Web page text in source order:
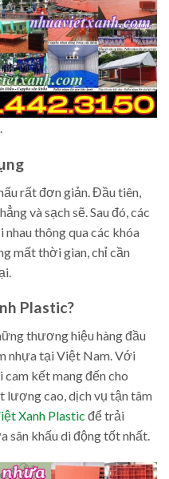
rất đơn giản. Đầu tiên,
và sạch sẽ. Sau đó, các
thông qua các khóa
mất thời gian, chỉ cần
Plastic?
thương hiệu hàng đầu
nhựa tại Việt Nam. Với
cam kết mang đến cho
lượng cao, dịch vụ tận tâm
Xanh Plastic để trải
sân khấu di động tốt nhất.